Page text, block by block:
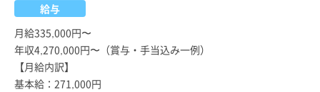
給与
月給335,000円〜
年収4,270,000円〜（賞与・手当込み一例）
【月給内訳】
基本給：271,000円